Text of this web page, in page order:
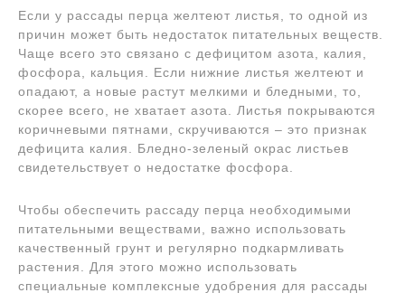
Если у рассады перца желтеют листья, то одной из
причин может быть недостаток питательных веществ.
Чаще всего это связано с дефицитом азота, калия,
фосфора, кальция. Если нижние листья желтеют и
опадают, а новые растут мелкими и бледными, то,
скорее всего, не хватает азота. Листья покрываются
коричневыми пятнами, скручиваются – это признак
дефицита калия. Бледно-зеленый окрас листьев
свидетельствует о недостатке фосфора.
Чтобы обеспечить рассаду перца необходимыми
питательными веществами, важно использовать
качественный грунт и регулярно подкармливать
растения. Для этого можно использовать
специальные комплексные удобрения для рассады